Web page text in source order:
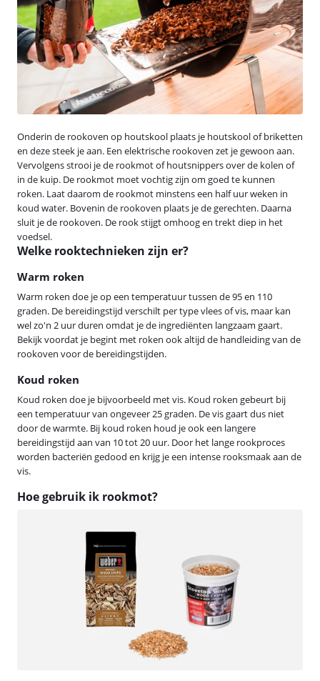
Onderin de rookoven op houtskool plaats je houtskool of briketten
en deze steek je aan. Een elektrische rookoven zet je gewoon aan.
Vervolgens strooi je de rookmot of houtsnippers over de kolen of
in de kuip. De rookmot moet vochtig zijn om goed te kunnen
roken. Laat daarom de rookmot minstens een half uur weken in
koud water. Bovenin de rookoven plaats je de gerechten. Daarna
sluit je de rookoven. De rook stijgt omhoog en trekt diep in het
voedsel.
Welke rooktechnieken zijn er?
Warm roken
Warm roken doe je op een temperatuur tussen de 95 en 110
graden. De bereidingstijd verschilt per type vlees of vis, maar kan
wel zo'n 2 uur duren omdat je de ingrediënten langzaam gaart.
Bekijk voordat je begint met roken ook altijd de handleiding van de
rookoven voor de bereidingstijden.
Koud roken
Koud roken doe je bijvoorbeeld met vis. Koud roken gebeurt bij
een temperatuur van ongeveer 25 graden. De vis gaart dus niet
door de warmte. Bij koud roken houd je ook een langere
bereidingstijd aan van 10 tot 20 uur. Door het lange rookproces
worden bacteriën gedood en krijg je een intense rooksmaak aan de
vis.
Hoe gebruik ik rookmot?